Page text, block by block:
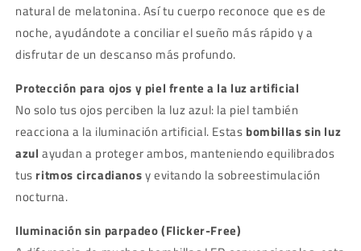
natural de melatonina. Así tu cuerpo reconoce que es de
noche, ayudándote a conciliar el sueño más rápido y a
disfrutar de un descanso más profundo.
Protección para ojos y piel frente a la luz artificial
No solo tus ojos perciben la luz azul: la piel también
reacciona a la iluminación artificial. Estas bombillas sin luz
azul ayudan a proteger ambos, manteniendo equilibrados
tus ritmos circadianosy evitando la sobreestimulación
nocturna.
Iluminación sin parpadeo (Flicker-Free)